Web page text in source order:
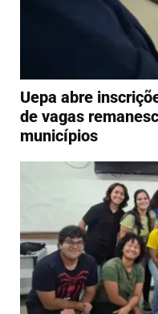
Uepa abre
de vagas
municípios